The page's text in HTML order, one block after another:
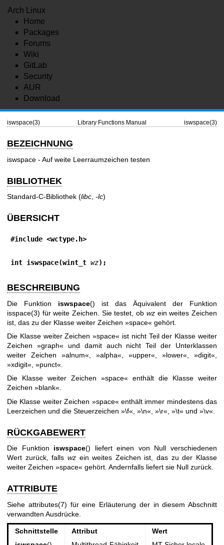
Arch Linux
Home
Packages
Forums
Wiki
GitLab
Security
AUR
Download
iswspace(3) Library Functions Manual iswspace(3)
BEZEICHNUNG
iswspace - Auf weite Leerraumzeichen testen
BIBLIOTHEK
Standard-C-Bibliothek (libc -lc)
ÜBERSICHT
#include <wctype.h>
int iswspace(wint_t wz);
BESCHREIBUNG
Die Funktion iswspace() ist das Äquivalent der Funktion
isspace(3) für weite Zeichen. Sie testet, ob wzein weites Zeichen
ist, das zu der Klasse weiter Zeichen »space« gehört.
Die Klasse weiter Zeichen »space« ist nicht Teil der Klasse weiter
Zeichen »graph« und damit auch nicht Teil der Unterklassen
weiter Zeichen »alnum«, »alpha«, »upper«, »lower«, »digit«,
»xdigit«, »punct«.
Die Klasse weiter Zeichen »space« enthält die Klasse weiter
Zeichen »blank«.
Die Klasse weiter Zeichen »space« enthält immer mindestens das
Leerzeichen und die Steuerzeichen »\f«, »\n«, »\r«, »\t« und »\v«.
RÜCKGABEWERT
Die Funktion iswspace() liefert einen von Null verschiedenen
Wert zurück, falls wzein weites Zeichen ist, das zu der Klasse
weiter Zeichen »space« gehört. Andernfalls liefert sie Null zurück.
ATTRIBUTE
Siehe attributes(7) für eine Erläuterung der in diesem Abschnitt
verwandten Ausdrücke.
Schnittstelle Attribut
Wert